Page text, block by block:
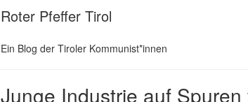
Roter Pfeffer Tirol
Ein Blog der Tiroler Kommunist*innen
Junge Industrie auf